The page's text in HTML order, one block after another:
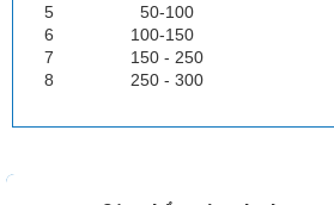
5 50-100
6 100-150
7 150 - 250
8 250 - 300